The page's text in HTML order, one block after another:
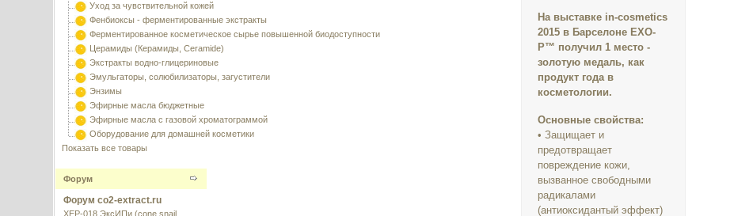
Уход за чувствительной кожей
Фенбиоксы - ферментированные экстракты
Ферментированное косметическое сырье повышенной биодоступности
Церамиды (Керамиды, Ceramide)
Экстракты водно-глицериновые
Эмульгаторы, солюбилизаторы, загустители
Энзимы
Эфирные масла бюджетные
Эфирные масла с газовой хроматограммой
Оборудование для домашней косметики
Показать все товары
Форум
Форум co2-extract.ru
XEP-018 ЭксИПи (cone snail
На выставке in-cosmetics
2015 в Барселоне EXO-
P™ получил 1 место -
золотую медаль, как
продукт года в
косметологии.
Основные свойства:
• Защищает и
предотвращает
повреждение кожи,
вызванное свободными
радикалами
(антиоксидантый эффект)